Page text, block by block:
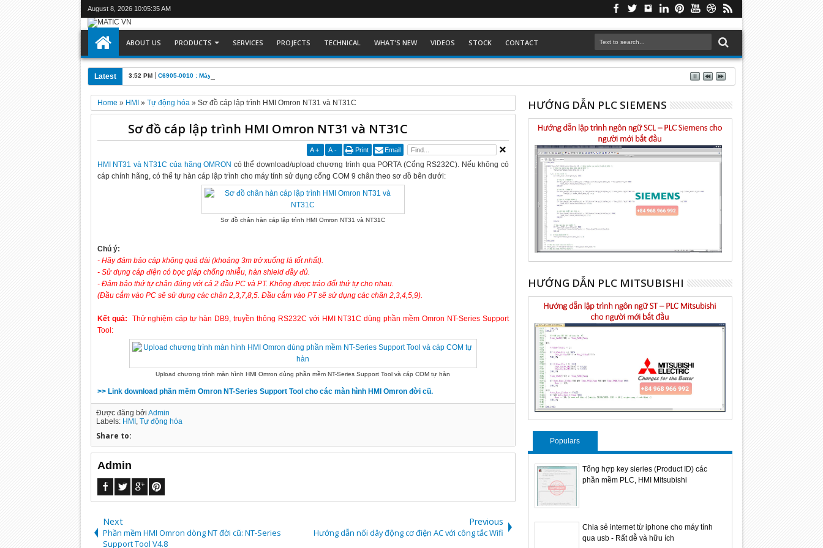
August 8, 2026 10:05:36 AM
ABOUT US PRODUCTS SERVICES PROJECTS TECHNICAL WHAT'S NEW VIDEOS STOCK CONTACT
Latest 3:52 PM C6905-0010 : Máy tính công nghiệp Beckhoff dòng Eco
Home » HMI » Tự động hóa» Sơ đồ cáp lập trình HMI Omron NT31 và NT31C
Sơ đồ cáp lập trình HMI Omron NT31 và NT31C
A + A - Print Email
HMI NT31 và NT31C của hãng OMRON có thể download/upload chương trình qua PORTA (Cổng RS232C). Nếu không có
cáp chính hãng, có thể tự hàn cáp lập trình cho máy tính sử dụng cổng COM 9 chân theo sơ đồ bên dưới:
Sơ đồ chân hàn cáp lập trình HMI Omron NT31 và NT31C
Chú ý:
- Hãy đảm bảo cáp không quá dài (khoảng 3m trở xuống là tốt nhất).
- Sử dụng cáp điện có bọc giáp chống nhiễu, hàn shield đầy đủ.
- Đảm bảo thứ tự chân đúng với cả 2 đầu PC và PT. Không được tráo đổi thứ tự cho nhau.
(Đầu cắm vào PC sẽ sử dụng các chân 2,3,7,8,5. Đầu cắm vào PT sẽ sử dụng các chân 2,3,4,5,9).
Kết quả: Thử nghiệm cáp tự hàn DB9, truyền thông RS232C với HMI NT31C dùng phần mềm Omron NT-Series Support
Tool:
Upload chương trình màn hình HMI Omron dùng phần mềm NT-Series Support Tool và cáp COM tự hàn
>> Link download phần mềm Omron NT-Series Support Tool cho các màn hình HMI Omron đời cũ.
Được đăng bởi Admin
Labels: HMI , Tự động hóa
Share to:
Admin
Next
Phần mềm HMI Omron dòng NT đời cũ: NT-Series
Support Tool V4.8
Previous
Hướng dẫn nối dây động cơ điện AC với công tắc Wifi
HƯỚNG DẪN PLC SIEMENS
HƯỚNG DẪN PLC MITSUBISHI
Populars
Tổng hợp key sieries (Product ID) các
phần mềm PLC, HMI Mitsubishi
Chia sẻ internet từ iphone cho máy tính
qua usb - Rất dễ và hữu ích